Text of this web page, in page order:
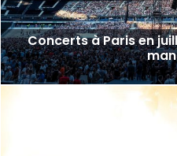
Concerts à Paris en